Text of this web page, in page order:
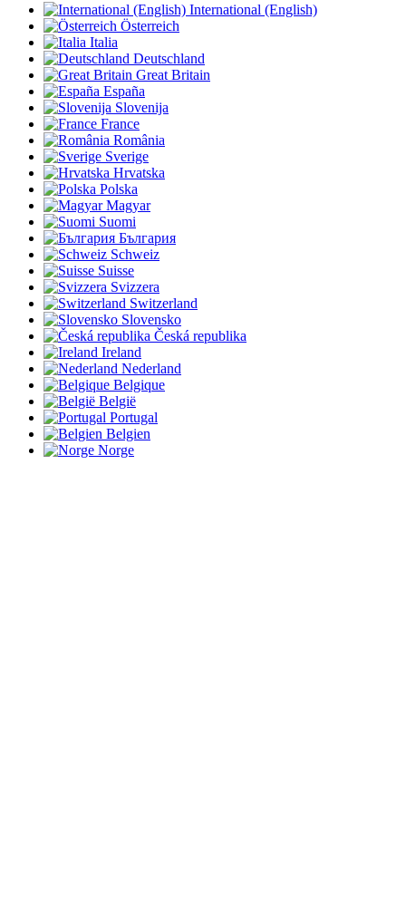
International (English)
Österreich
Italia
Deutschland
Great Britain
España
Slovenija
France
România
Sverige
Hrvatska
Polska
Magyar
Suomi
България
Schweiz
Suisse
Svizzera
Switzerland
Slovensko
Česká republika
Ireland
Nederland
Belgique
België
Portugal
Belgien
Norge